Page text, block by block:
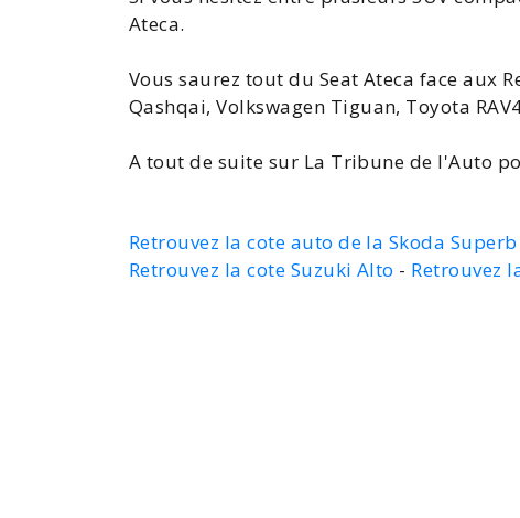
Ateca.
Vous saurez tout du Seat Ateca face aux
Qashqai, Volkswagen Tiguan, Toyota
A tout de suite sur La Tribune de l'Auto
Retrouvez la cote auto de la Skoda
Retrouvez la cote Suzuki Alto - Retrouvez